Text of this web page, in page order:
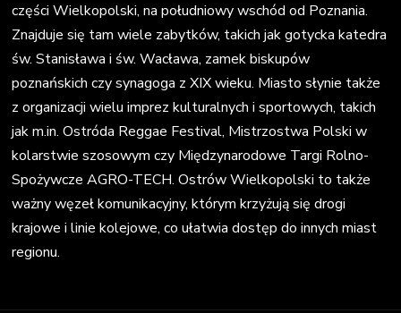
części Wielkopolski, na południowy wschód od Poznania.
Znajduje się tam wiele zabytków, takich jak gotycka katedra
św. Stanisława i św. Wacława, zamek biskupów
poznańskich czy synagoga z XIX wieku. Miasto słynie także
z organizacji wielu imprez kulturalnych i sportowych, takich
jak m.in. Ostróda Reggae Festival, Mistrzostwa Polski w
kolarstwie szosowym czy Międzynarodowe Targi Rolno-
Spożywcze AGRO-TECH. Ostrów Wielkopolski to także
ważny węzeł komunikacyjny, którym krzyżują się drogi
krajowe i linie kolejowe, co ułatwia dostęp do innych miast
regionu.